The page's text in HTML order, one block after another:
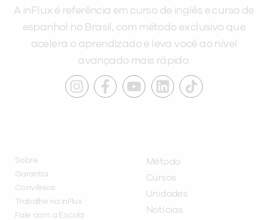
A inFlux é referência em curso de inglês e curso de
espanhol no Brasil, com método exclusivo que
acelera o aprendizado e leva você ao nível
avançado mais rápido.
Sobre
Garantia
Convênios
Trabalhe na inFlux
Fale com a Escola
Método
Cursos
Unidades
Notícias